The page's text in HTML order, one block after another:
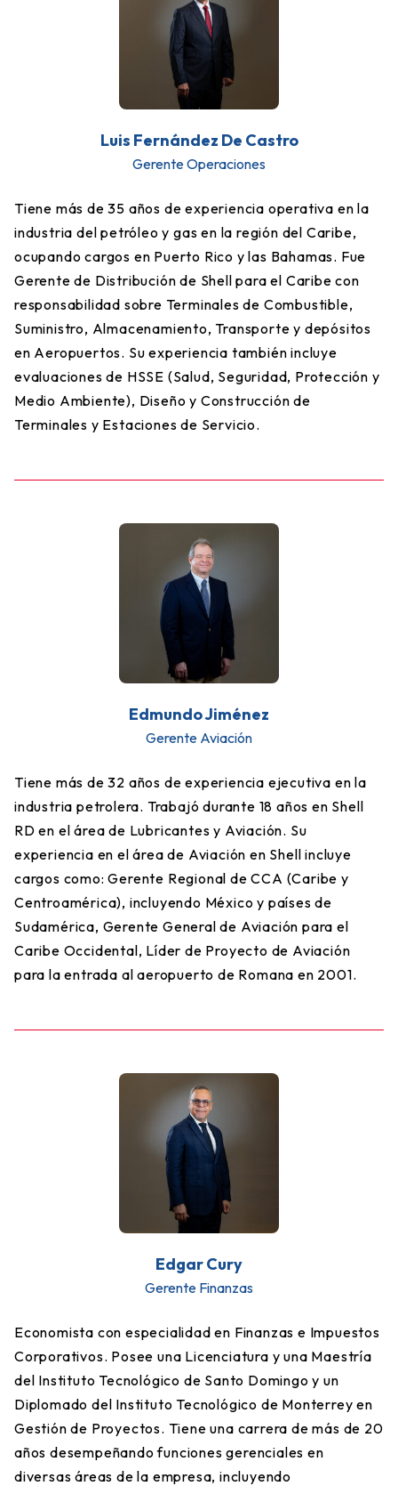
Luis Fernández De Castro
Gerente Operaciones
Tiene más de 35 años de experiencia operativa en la
industria del petróleo y gas en la región del Caribe,
ocupando cargos en Puerto Rico y las Bahamas. Fue
Gerente de Distribución de Shell para el Caribe con
responsabilidad sobre Terminales de Combustible,
Suministro, Almacenamiento, Transporte y depósitos
en Aeropuertos. Su experiencia también incluye
evaluaciones de HSSE (Salud, Seguridad, Protección y
Medio Ambiente), Diseño y Construcción de
Terminales y Estaciones de Servicio.
Edmundo Jiménez
Gerente Aviación
Tiene más de 32 años de experiencia ejecutiva en la
industria petrolera. Trabajó durante 18 años en Shell
RD en el área de Lubricantes y Aviación. Su
experiencia en el área de Aviación en Shell incluye
cargos como: Gerente Regional de CCA (Caribe y
Centroamérica), incluyendo México y países de
Sudamérica, Gerente General de Aviación para el
Caribe Occidental, Líder de Proyecto de Aviación
para la entrada al aeropuerto de Romana en 2001.
Edgar Cury
Gerente Finanzas
Economista con especialidad en Finanzas e Impuestos
Corporativos. Posee una Licenciatura y una Maestría
del Instituto Tecnológico de Santo Domingo y un
Diplomado del Instituto Tecnológico de Monterrey en
Gestión de Proyectos. Tiene una carrera de más de 20
años desempeñando funciones gerenciales en
diversas áreas de la empresa, incluyendo